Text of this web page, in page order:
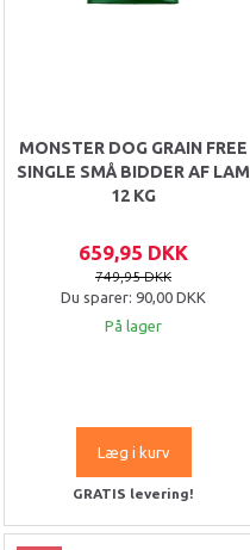
MONSTER DOG GRAIN FREE
SINGLE SMÅ BIDDER AF LAM
12 KG
659,95 DKK
749,95 DKK
Du sparer: 90,00 DKK
På lager
Læg i kurv
GRATIS levering!